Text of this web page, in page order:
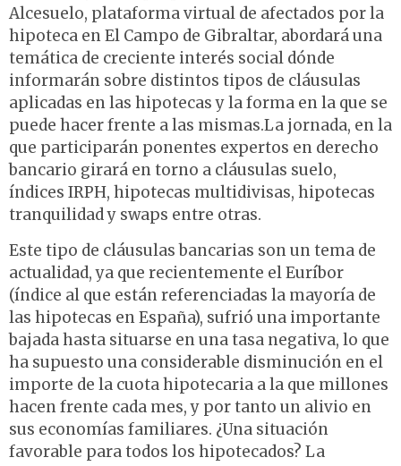
Alcesuelo, plataforma virtual de afectados por la
hipoteca en El Campo de Gibraltar, abordará una
temática de creciente interés social dónde
informarán sobre distintos tipos de cláusulas
aplicadas en las hipotecas y la forma en la que se
puede hacer frente a las mismas.La jornada, en la
que participarán ponentes expertos en derecho
bancario girará en torno a cláusulas suelo,
índices IRPH, hipotecas multidivisas, hipotecas
tranquilidad y swaps entre otras.
Este tipo de cláusulas bancarias son un tema de
actualidad, ya que recientemente el Euríbor
(índice al que están referenciadas la mayoría de
las hipotecas en España), sufrió una importante
bajada hasta situarse en una tasa negativa, lo que
ha supuesto una considerable disminución en el
importe de la cuota hipotecaria a la que millones
hacen frente cada mes, y por tanto un alivio en
sus economías familiares. ¿Una situación
favorable para todos los hipotecados? La